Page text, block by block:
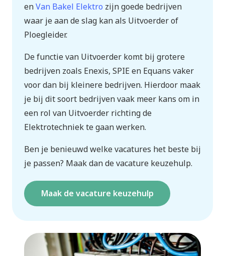
enVan Bakel Elektro zijn goede bedrijven
waar je aan de slag kan als Uitvoerder of
Ploegleider.
De functie van Uitvoerder komt bij grotere
bedrijven zoals Enexis, SPIE en Equans vaker
voor dan bij kleinere bedrijven. Hierdoor maak
je bij dit soort bedrijven vaak meer kans om in
een rol van Uitvoerder richting de
Elektrotechniek te gaan werken.
Ben je benieuwd welke vacatures het beste bij
je passen? Maak dan de vacature keuzehulp.
Maak de vacature keuzehulp